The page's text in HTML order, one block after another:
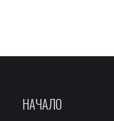
НАЧАЛО